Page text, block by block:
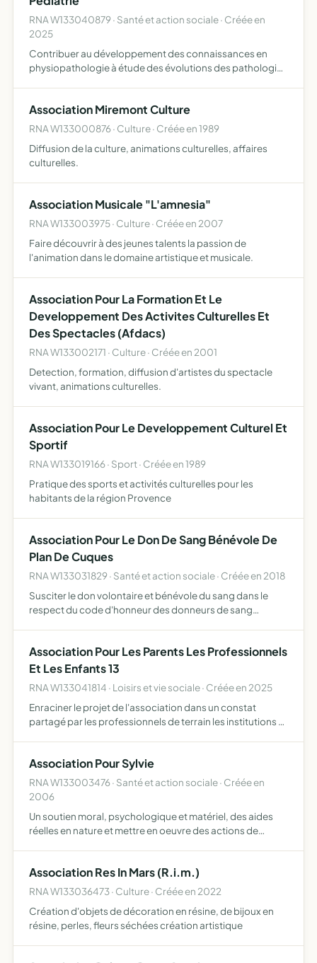
RNA W133040879 · Santé et action sociale · Créée en
2025
Contribuer au développement des connaissances en
physiopathologie à étude des évolutions des pathologies
prof…
Association Miremont Culture
RNA W133000876 · Culture · Créée en 1989
Diffusion de la culture, animations culturelles, affaires
culturelles.
Association Musicale "L'amnesia"
RNA W133003975 · Culture · Créée en 2007
Faire découvrir à des jeunes talents la passion de
l'animation dans le domaine artistique et musicale.
Association Pour La Formation Et Le
Developpement Des Activites Culturelles Et
Des Spectacles (Afdacs)
RNA W133002171 · Culture · Créée en 2001
Detection, formation, diffusion d'artistes du spectacle
vivant, animations culturelles.
Association Pour Le Developpement Culturel Et
Sportif
RNA W133019166 · Sport · Créée en 1989
Pratique des sports et activités culturelles pour les
habitants de la région Provence
Association Pour Le Don De Sang Bénévole De
Plan De Cuques
RNA W133031829 · Santé et action sociale · Créée en 2018
Susciter le don volontaire et bénévole du sang dans le
respect du code d'honneur des donneurs de sang
ses adhérents…
Association Pour Les Parents Les Professionnels
Et Les Enfants 13
RNA W133041814 · Loisirs et vie sociale · Créée en 2025
Enraciner le projet de l'association dans un constat
partagé par les professionnels de terrain les institutions et
Association Pour Sylvie
RNA W133003476 · Santé et action sociale · Créée en
2006
Un soutien moral, psychologique et matériel, des aides
réelles en nature et mettre en oeuvre des actions de
(amputati…
Association Res In Mars (R.i.m.)
RNA W133036473 · Culture · Créée en 2022
Création d'objets de décoration en résine, de bijoux en
résine, perles, fleurs séchées création artistique